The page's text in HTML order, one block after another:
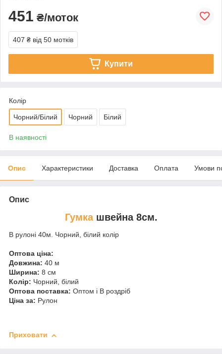
451 ₴/моток
407 ₴ від 50 мотків
Купити
Колір
Чорний/Білий Чорний Білий
В наявності
Опис Характеристики Доставка Оплата Умови
Опис
Гумкашвейна 8см.
В рулоні 40м. Чорний, білий колір
Оптова ціна:
Довжина: 40 м
Ширина: 8 см
Колір: Чорний, білий
Оптова поставка: Оптом і В роздріб
Ціна за: Рулон
Приховати